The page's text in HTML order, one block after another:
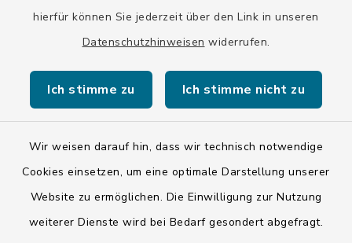
hierfür können Sie jederzeit über den Link in unseren
Datenschutzhinweisen widerrufen.
Ich stimme zu Ich stimme nicht zu
Wir weisen darauf hin, dass wir technisch notwendige
Cookies einsetzen, um eine optimale Darstellung unserer
Website zu ermöglichen. Die Einwilligung zur Nutzung
weiterer Dienste wird bei Bedarf gesondert abgefragt.
Barrierefreiheit
Datenschutz
ISIS 12